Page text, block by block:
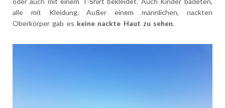
alle mit Kleidung. Außer einem männlichen, nackten
Oberkörper gab es keine nackte Haut zu sehen.